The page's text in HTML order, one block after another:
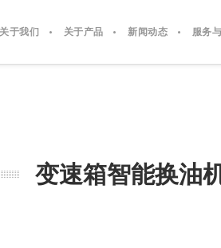
关于我们 关于产品 新闻动态 服务
变速箱智能换油